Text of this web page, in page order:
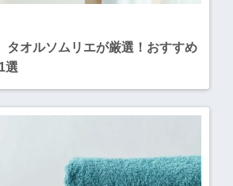
タオルソムリエが厳選！おすすめ
選